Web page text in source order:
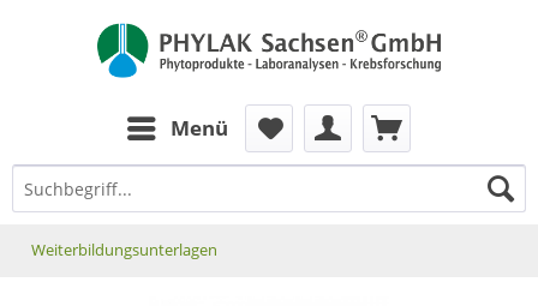
Menü
Weiterbildungsunterlagen